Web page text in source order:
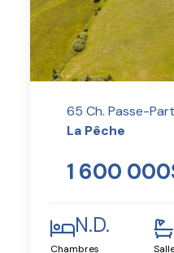
65 Ch. Passe-
La Pêche
1 600
N.D.
Chambres